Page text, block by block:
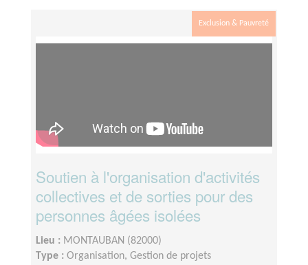
Exclusion & Pauvreté
Soutien à l'organisation d'activités
collectives et de sorties pour des
personnes âgées isolées
Lieu : MONTAUBAN (82000)
Type : Organisation, Gestion de projets